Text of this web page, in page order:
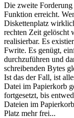
Die zweite
Funktion erreicht.
Diskettenplatz
rechten Zeit gelöscht
realisierbar. Es
Fwrite. Es genügt,
durchzuführen und
schreibenden Bytes
Ist das der Fall, ist
Datei im Papierkorb
fortgesetzt, bis
Dateien im
Platz mehr frei...